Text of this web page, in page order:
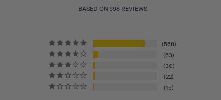
BASED ON 698 REVIEWS
568
63
30
22
15